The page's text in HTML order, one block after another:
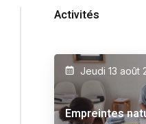
27/09/2026
Activités
Jeudi 13 août
Empreintes